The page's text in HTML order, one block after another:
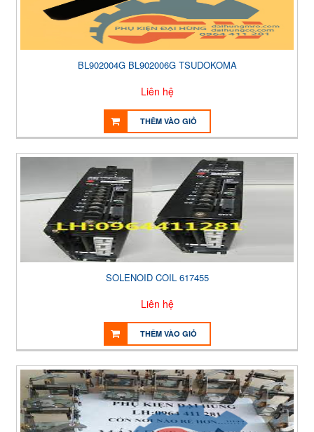
BL902004G BL902006G TSUDOKOMA
Liên hệ
THÊM VÀO GIỎ
SOLENOID COIL 617455
Liên hệ
THÊM VÀO GIỎ